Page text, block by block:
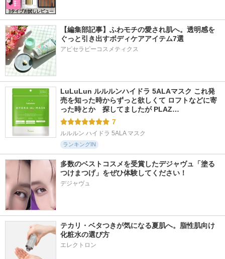
【編集部記事】ふわモチの愛され肌へ。透明感を
ぐっと引き出すボディケアアイテム7選
アピセラピーコスメティクス
LuLuLun ルルルンハイドラ 5ALAマスク これ発
売を知った時からずっと欲しくて ロフトなどに寄
った時とか　探してましたが PLAZ…
7
ルルルン ハイドラ 5ALA マスク
ランキングIN
多数のベストコスメを受賞したデジャヴュ「塗る
つけまつげ」をぜひ体験してください！
デジャヴュ
テカリ・ベタつきが気になる夏肌へ。脂性肌向け
化粧水の選び方
エレクトロン